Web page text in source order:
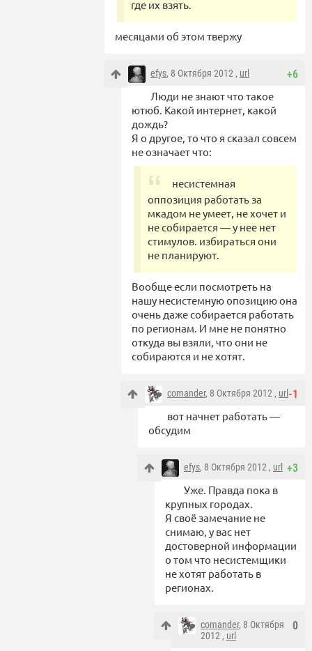
где их взять.
месяцами об этом твержу
+6
efys, 8 Октября 2012 , url
Люди не знают что такое
ютюб. Какой интернет, какой
дождь?
Я о другое, то что я сказал совсем
не означает что:
несистемная
оппозиция работать за
мкадом не умеет, не хочет и
не собирается — у нее нет
стимулов. избираться они
не планируют.
Вообще если посмотреть на
нашу несистемную опозицию она
очень даже собирается работать
по регионам. И мне не понятно
откуда вы взяли, что они не
собираются и не хотят.
-1
comander, 8 Октября 2012 , url
вот начнет работать —
обсудим
+3
efys, 8 Октября 2012 , url
Уже. Правда пока в
крупных городах.
Я своё замечание не
снимаю, у вас нет
достоверной информации
о том что несистемщики
не хотят работать в
регионах.
0
comander, 8 Октября
2012 , url